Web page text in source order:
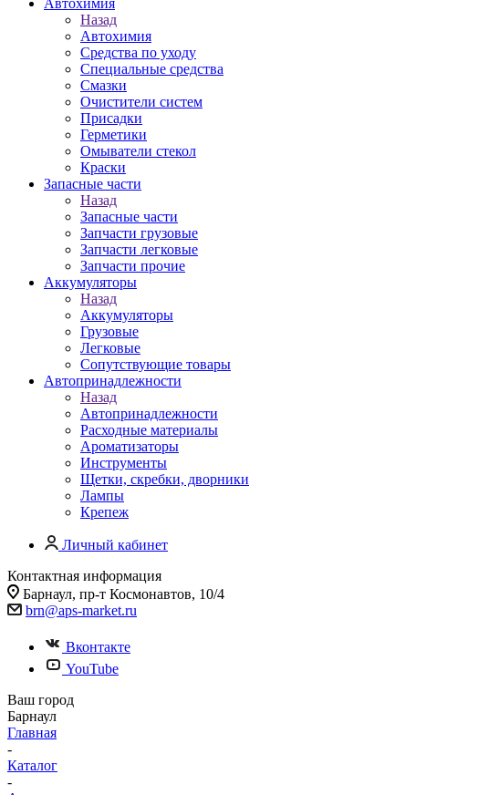
Назад
Автохимия
Средства по уходу
Специальные средства
Смазки
Очистители систем
Присадки
Герметики
Омыватели стекол
Краски
Запасные части
Назад
Запасные части
Запчасти грузовые
Запчасти легковые
Запчасти прочие
Аккумуляторы
Назад
Аккумуляторы
Грузовые
Легковые
Сопутствующие товары
Автопринадлежности
Назад
Автопринадлежности
Расходные материалы
Ароматизаторы
Инструменты
Щетки, скребки, дворники
Лампы
Крепеж
Личный кабинет
Контактная информация
Барнаул, пр-т Космонавтов, 10/4
brn@aps-market.ru
Вконтакте
YouTube
Ваш город
Барнаул
Главная
-
Каталог
-